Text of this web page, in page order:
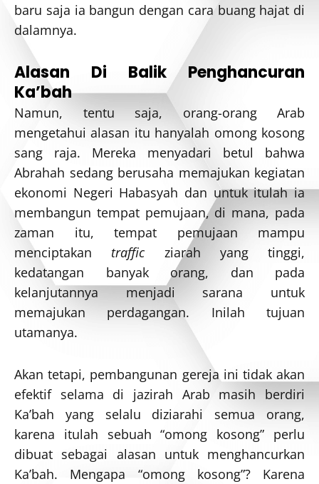
baru saja ia bangun dengan cara buang hajat di
dalamnya.
Alasan Di Balik Penghancuran
Ka’bah
Namun, tentu saja, orang-orang Arab
mengetahui alasan itu hanyalah omong kosong
sang raja. Mereka menyadari betul bahwa
Abrahah sedang berusaha memajukan kegiatan
ekonomi Negeri Habasyah dan untuk itulah ia
membangun tempat pemujaan, di mana, pada
zaman itu, tempat pemujaan mampu
menciptakan traffic ziarah yang tinggi,
kedatangan banyak orang, dan pada
kelanjutannya menjadi sarana untuk
memajukan perdagangan. Inilah tujuan
utamanya.
Akan tetapi, pembangunan gereja ini tidak akan
efektif selama di jazirah Arab masih berdiri
Ka’bah yang selalu diziarahi semua orang,
karena itulah sebuah “omong kosong” perlu
dibuat sebagai alasan untuk menghancurkan
Ka’bah. Mengapa “omong kosong”? Karena